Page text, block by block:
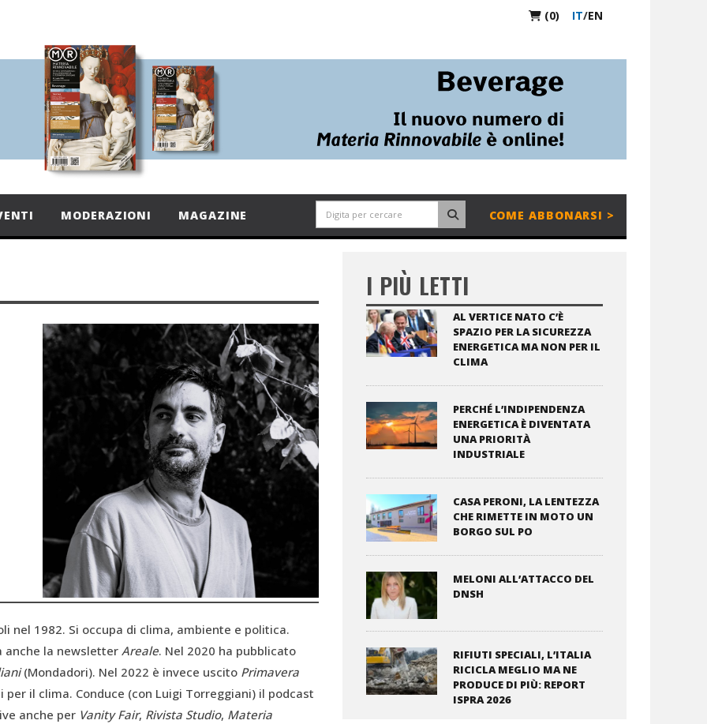
(0) IT/EN
MODERAZIONI MAGAZINE COME ABBONARSI >
nel 1982. Si occupa di clima, ambiente e politica.
anche la newsletter Areale. Nel 2020 ha pubblicato
(Mondadori). Nel 2022 è invece uscito Primavera
il clima. Conduce (con Luigi Torreggiani) il podcast
anche per Vanity Fair, Rivista Studio, Materia
I PIÙ LETTI
AL VERTICE NATO C’È
SPAZIO PER LA SICUREZZA
ENERGETICA MA NON PER IL
CLIMA
PERCHÉ L’INDIPENDENZA
ENERGETICA È DIVENTATA
UNA PRIORITÀ
INDUSTRIALE
CASA PERONI, LA LENTEZZA
CHE RIMETTE IN MOTO UN
BORGO SUL PO
MELONI ALL’ATTACCO DEL
DNSH
RIFIUTI SPECIALI, L’ITALIA
RICICLA MEGLIO MA NE
PRODUCE DI PIÙ: REPORT
ISPRA 2026